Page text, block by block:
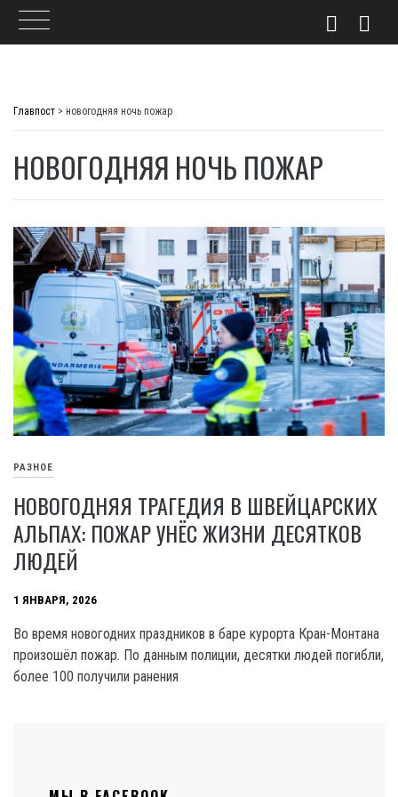
Главпост > новогодняя ночь пожар
НОВОГОДНЯЯ НОЧЬ ПОЖАР
РАЗНОЕ
НОВОГОДНЯЯ ТРАГЕДИЯ В ШВЕЙЦАРСКИХ
АЛЬПАХ: ПОЖАР УНЁС ЖИЗНИ ДЕСЯТКОВ
ЛЮДЕЙ
1 ЯНВАРЯ, 2026
Во время новогодних праздников в баре курорта Кран-Монтана
произошёл пожар. По данным полиции, десятки людей погибли,
более 100 получили ранения